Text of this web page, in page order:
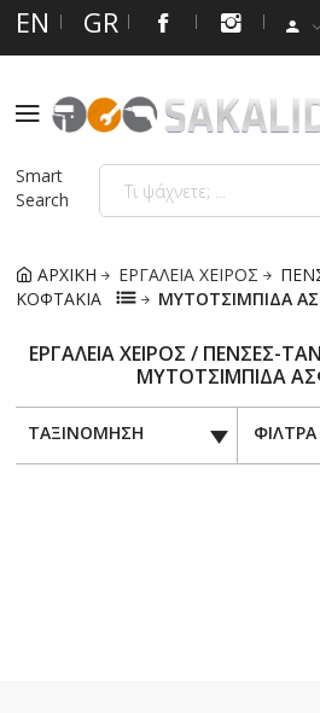
EN GR
Smart
Search
ΑΡΧΙΚΗ ΕΡΓΑΛΕΙΑ ΧΕΙΡΟΣ
ΚΟΦΤΑΚΙΑ
ΜΥΤΟΤΣΙΜΠΙΔΑ
ΕΡΓΑΛΕΙΑ ΧΕΙΡΟΣ / ΠΕΝΣΕΣ-
ΜΥΤΟΤΣΙΜΠΙΔΑ
ΤΑΞΙΝΟΜΗΣΗ ΦΙΛΤΡΑ